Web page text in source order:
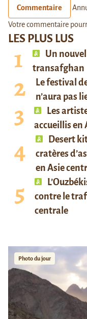
LES PLUS LUS
Un
transafghan
Le festival
n’aura pas
Les
accueillis en
Desert
cratères
en Asie
contre le
centrale
Photo du jour
Commentaire
Votre commentaire